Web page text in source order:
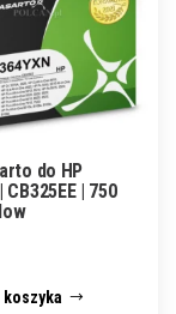
do HP
CB325EE | 750
koszyka